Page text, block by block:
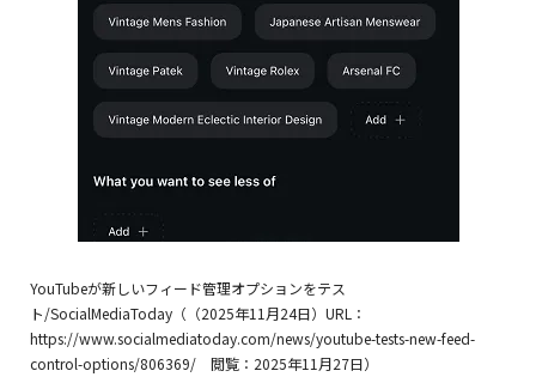
YouTubeが新しいフィード管理オプションをテス
ト/SocialMediaToday（（2025年11月24日）URL：
https://www.socialmediatoday.com/news/youtube-tests-new-feed-
control-options/806369/ 閲覧：2025年11月27日）‍